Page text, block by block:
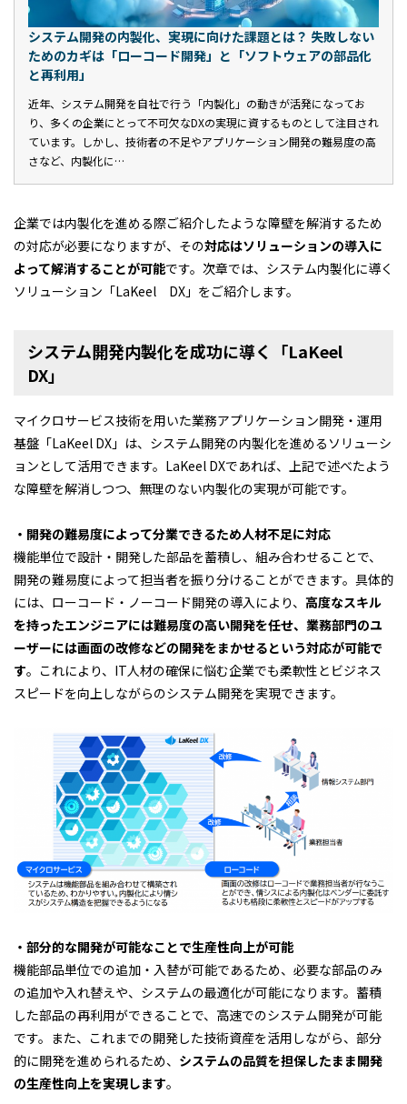
システム開発の内製化、実現に向けた課題とは？ 失敗しない
ためのカギは「ローコード開発」と「ソフトウェアの部品化
と再利用」
近年、システム開発を自社で行う「内製化」の動きが活発になってお
り、多くの企業にとって不可欠なDXの実現に資するものとして注目され
ています。しかし、技術者の不足やアプリケーション開発の難易度の高
さなど、内製化に…
企業では内製化を進める際ご紹介したような障壁を解消するため
の対応が必要になりますが、その対応はソリューションの導入に
よって解消することが可能です。次章では、システム内製化に導く
ソリューション「LaKeel DX」をご紹介します。
システム開発内製化を成功に導く「LaKeel
DX」
マイクロサービス技術を用いた業務アプリケーション開発・運用
基盤「LaKeel DX」は、システム開発の内製化を進めるソリューシ
ョンとして活用できます。LaKeel DXであれば、上記で述べたよう
な障壁を解消しつつ、無理のない内製化の実現が可能です。
・開発の難易度によって分業できるため人材不足に対応
機能単位で設計・開発した部品を蓄積し、組み合わせることで、
開発の難易度によって担当者を振り分けることができます。具体的
には、ローコード・ノーコード開発の導入により、 高度なスキル
を持ったエンジニアには難易度の高い開発を任せ、業務部門のユ
ーザーには画面の改修などの開発をまかせるという対応が可能で
す。これにより、IT人材の確保に悩む企業でも柔軟性とビジネス
スピードを向上しながらのシステム開発を実現できます。
・部分的な開発が可能なことで生産性向上が可能
機能部品単位での追加・入替が可能であるため、必要な部品のみ
の追加や入れ替えや、システムの最適化が可能になります。蓄積
した部品の再利用ができることで、高速でのシステム開発が可能
です。また、これまでの開発した技術資産を活用しながら、部分
的に開発を進められるため、 システムの品質を担保したまま開発
の生産性向上を実現します。